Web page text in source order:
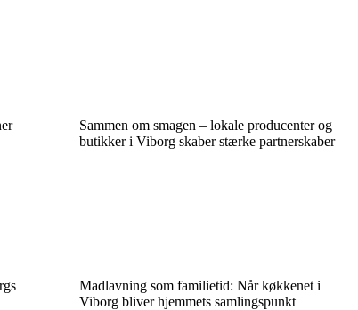
Sammen om smagen – lokale producenter og
butikker i Viborg skaber stærke partnerskaber
Madlavning som familietid: Når køkkenet i
Viborg bliver hjemmets samlingspunkt